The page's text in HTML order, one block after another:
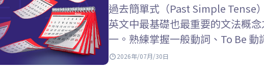
過去簡單式（Past Simple Tense
英文中最基礎也最重要的文法概念
一。熟練掌握一般動詞、To Be 動
變化規則以及辨識信號詞，將有助
2026年/07月/30日